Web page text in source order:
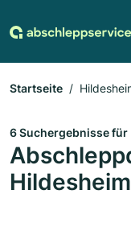
Startseite
6 Suchergebnisse für
Hildesheim